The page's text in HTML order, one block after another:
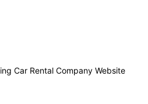
Car Rental Company Website